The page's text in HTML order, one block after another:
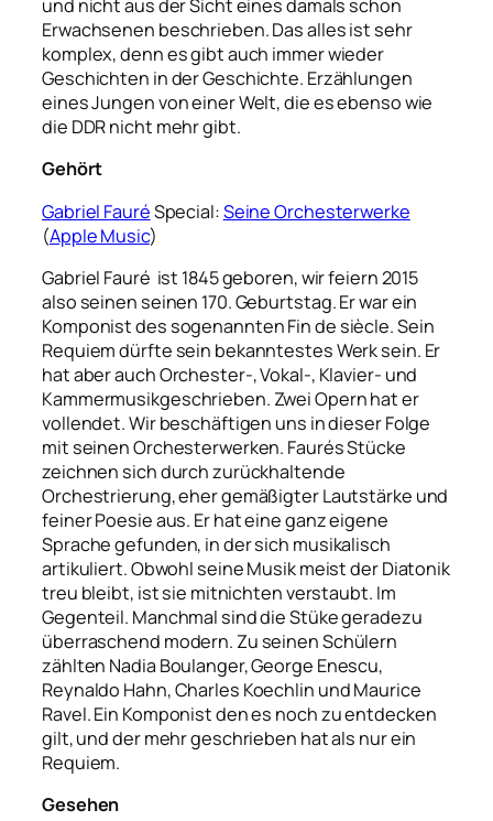
und nicht aus der Sicht eines damals schon
Erwachsenen beschrieben. Das alles ist sehr
komplex, denn es gibt auch immer wieder
Geschichten in der Geschichte. Erzählungen
eines Jungen von einer Welt, die es ebenso wie
die DDR nicht mehr gibt.
Gehört
Gabriel FauréSpecial:Seine Orchesterwerke
(Apple Music)
Gabriel Fauré ist 1845 geboren, wir feiern 2015
also seinen seinen 170. Geburtstag. Er war ein
Komponist des sogenannten Fin de siècle. Sein
Requiem dürfte sein bekanntestes Werk sein. Er
hat aber auch Orchester-, Vokal-, Klavier- und
Kammermusikgeschrieben. Zwei Opern hat er
vollendet. Wir beschäftigen uns in dieser Folge
mit seinen Orchesterwerken. Faurés Stücke
zeichnen sich durch zurückhaltende
Orchestrierung, eher gemäßigter Lautstärke und
feiner Poesie aus. Er hat eine ganz eigene
Sprache gefunden, in der sich musikalisch
artikuliert. Obwohl seine Musik meist der Diatonik
treu bleibt, ist sie mitnichten verstaubt. Im
Gegenteil. Manchmal sind die Stüke geradezu
überraschend modern. Zu seinen Schülern
zählten Nadia Boulanger, George Enescu,
Reynaldo Hahn, Charles Koechlin und Maurice
Ravel. Ein Komponist den es noch zu entdecken
gilt, und der mehr geschrieben hat als nur ein
Requiem.
Gesehen